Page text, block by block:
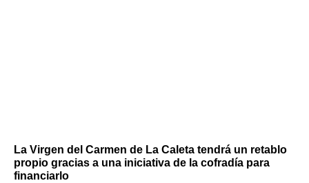
La Virgen del Carmen de La Caleta tendrá un retablo
propio gracias a una iniciativa de la cofradía para
financiarlo